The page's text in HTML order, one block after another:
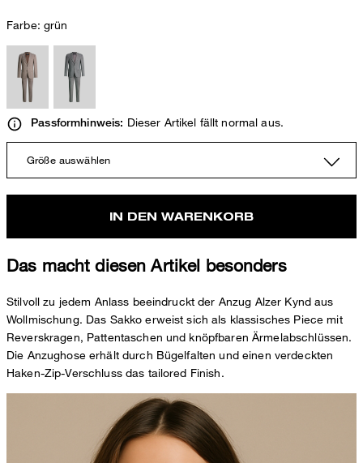
Farbe: grün
Passformhinweis: Dieser Artikel fällt normal aus.
Größe auswählen
IN DEN WARENKORB
Das macht diesen Artikel besonders
Stilvoll zu jedem Anlass beeindruckt der Anzug Alzer Kynd aus
Wollmischung. Das Sakko erweist sich als klassisches Piece mit
Reverskragen, Pattentaschen und knöpfbaren Ärmelabschlüssen.
Die Anzughose erhält durch Bügelfalten und einen verdeckten
Haken-Zip-Verschluss das tailored Finish.